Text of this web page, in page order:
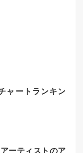
ャートランキン
ーティストのア